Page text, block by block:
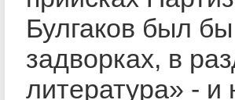
Булгаков был
задворках, в
литература» - и